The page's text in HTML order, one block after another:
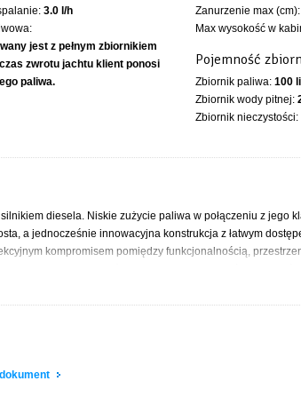
3.0 l/h
jest z pełnym zbiornikiem
zwrotu jachtu klient ponosi
paliwa.
Zanurzenie max (cm):
Max wysokość w
Pojemność
Zbiornik paliwa: 100
Zbiornik wody pitnej:
Zbiornik nieczystości:
diesela. Niskie zużycie paliwa w połączeniu z jego
a jednocześnie innowacyjna konstrukcja z łatwym
kompromisem pomiędzy funkcjonalnością,
zwrotność.
szafę,
burcie oraz otwieranymi lukami na pokładzie znajdują się
WC,